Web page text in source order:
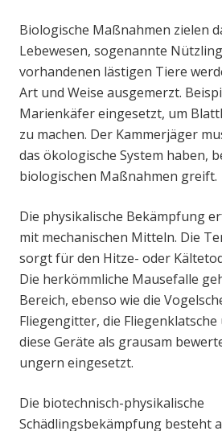
Biologische Maßnahmen zielen
Lebewesen, sogenannte
vorhandenen lästigen Tiere
Art und Weise ausgemerzt.
Marienkäfer eingesetzt, um
zu machen. Der Kammerjäger
das ökologische System haben,
biologischen Maßnahmen greift.
Die physikalische Bekämpfung
mit mechanischen Mitteln. Die
sorgt für den Hitze- oder
Die herkömmliche Mausefalle
Bereich, ebenso wie die
Fliegengitter, die Fliegenklatsche
diese Geräte als grausam
ungern eingesetzt.
Die biotechnisch-physikalische
Schädlingsbekämpfung besteht